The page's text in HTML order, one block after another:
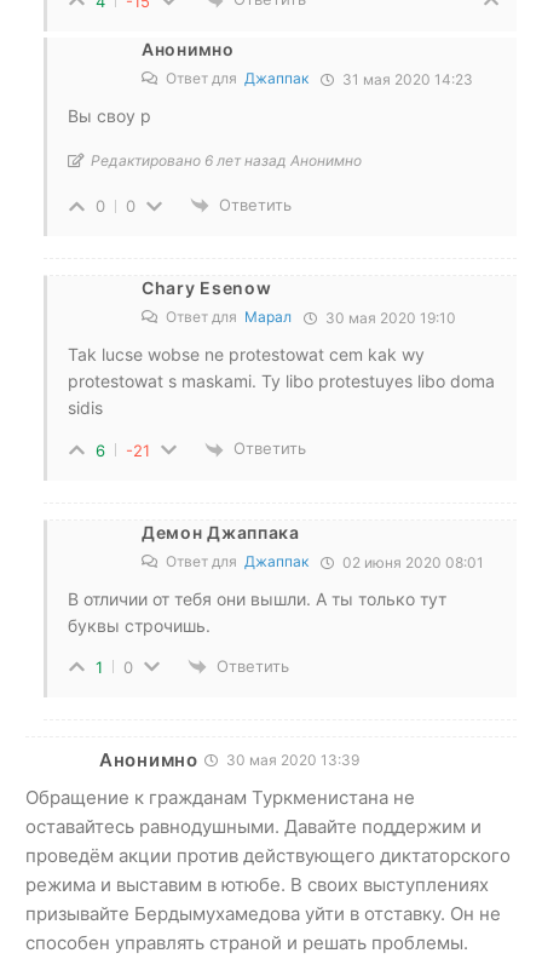
Анонимно
Ответ для Джаппак 31 мая 2020 14:23
Вы своу р
Редактировано 6 лет назад Анонимно
0 0 Ответить
Chary Esenow
Ответ для Марал 30 мая 2020 19:10
Tak lucse wobse ne protestowat cem kak wy
protestowat s maskami. Ty libo protestuyes libo doma
sidis
6 -21 Ответить
Демон Джаппака
Ответ для Джаппак 02 июня 2020 08:01
В отличии от тебя они вышли. А ты только тут
буквы строчишь.
1 0 Ответить
Анонимно 30 мая 2020 13:39
Обращение к гражданам Туркменистана не
оставайтесь равнодушными. Давайте поддержим и
проведём акции против действующего диктаторского
режима и выставим в ютюбе. В своих выступлениях
призывайте Бердымухамедова уйти в отставку. Он не
способен управлять страной и решать проблемы.